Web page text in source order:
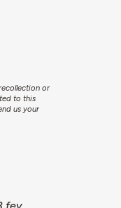
or
to this
us your